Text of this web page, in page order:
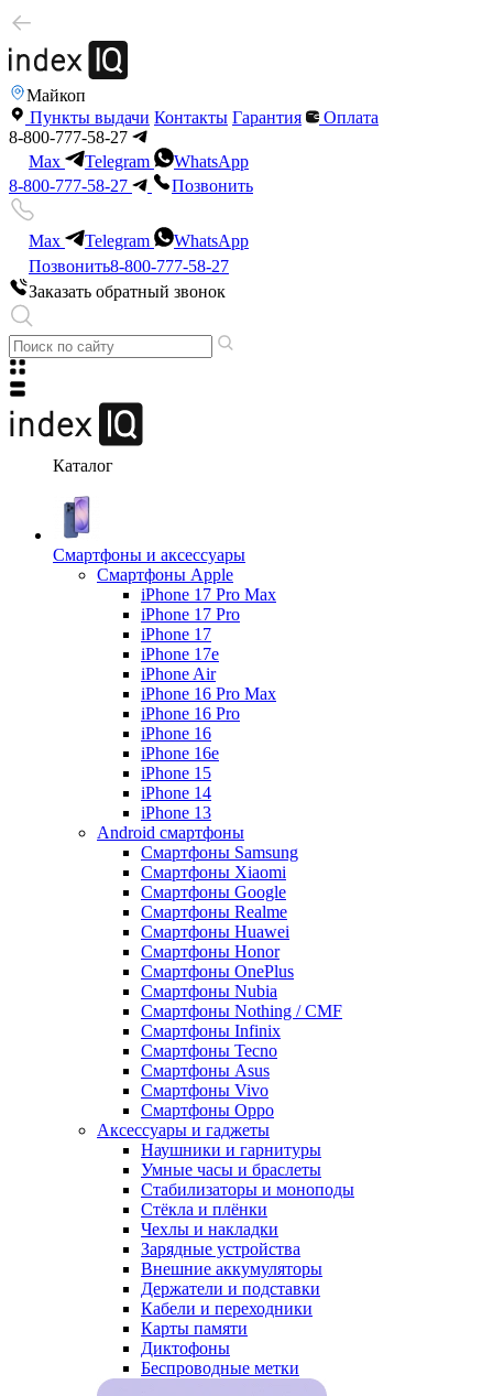
Майкоп
Пункты выдачи Контакты Гарантия
Оплата
8-800-777-58-27
Max
Telegram
WhatsApp
8-800-777-58-27
Позвонить
Max Telegram
WhatsApp
Позвонить8-800-777-58-27
Заказать обратный звонок
Каталог
Смартфоны и аксессуары
Смартфоны Apple
iPhone 17 Pro Max
iPhone 17 Pro
iPhone 17
iPhone 17e
iPhone Air
iPhone 16 Pro Max
iPhone 16 Pro
iPhone 16
iPhone 16e
iPhone 15
iPhone 14
iPhone 13
Android cмартфоны
Смартфоны Samsung
Смартфоны Xiaomi
Смартфоны Google
Смартфоны Realme
Смартфоны Huawei
Смартфоны Honor
Смартфоны OnePlus
Смартфоны Nubia
Смартфоны Nothing / CMF
Смартфоны Infinix
Смартфоны Tecno
Смартфоны Asus
Смартфоны Vivo
Смартфоны Oppo
Аксессуары и гаджеты
Наушники и гарнитуры
Умные часы и браслеты
Стабилизаторы и моноподы
Стёкла и плёнки
Чехлы и накладки
Зарядные устройства
Внешние аккумуляторы
Держатели и подставки
Кабели и переходники
Карты памяти
Диктофоны
Беспроводные метки